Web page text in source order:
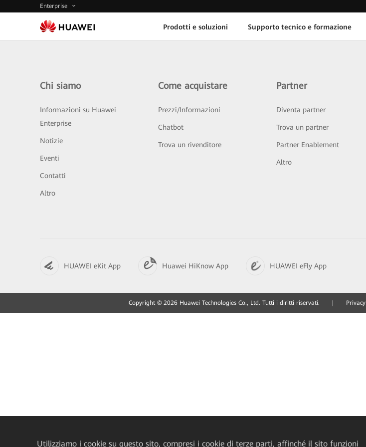
Enterprise
Prodotti e soluzioni Supporto tecnico e formazione
Chi siamo
Informazioni su Huawei
Enterprise
Notizie
Eventi
Contatti
Altro
Come acquistare
Prezzi/Informazioni
Chatbot
Trova un rivenditore
Partner
Diventa partner
Trova un partner
Partner Enablement
Altro
HUAWEI eKit App Huawei HiKnow App HUAWEI eFly App
Copyright © 2026 Huawei Technologies Co., Ltd. Tutti i diritti riservati. Privacy
Utilizziamo i cookie su questo sito, compresi i cookie di terze parti, affinché il sito funzioni